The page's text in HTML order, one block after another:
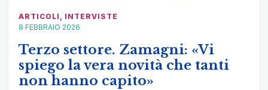
ARTICOLI , INTERVISTE
8 FEBBRAIO 2026
Terzo settore. Zamagni: «Vi
spiego la vera novità che tanti
non hanno capito»